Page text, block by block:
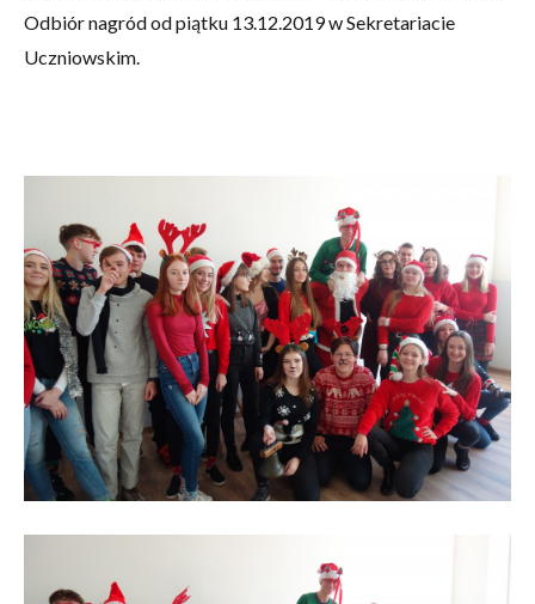
Odbiór nagród od piątku 13.12.2019 w Sekretariacie
Uczniowskim.